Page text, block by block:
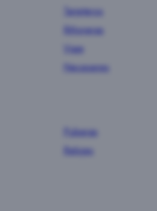
Tarjeteros
Riñoneras
Viaje
Neceseres
Pulseras
Relojes